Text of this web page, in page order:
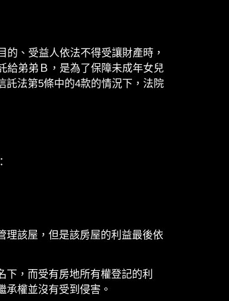
、受益人依法不得受讓財產時，
給弟弟Ｂ，是為了保障未成年女兒
託法第5條中的4款的情況下，法院
理該屋，但是該房屋的利益最後依
，而受有房地所有權登記的利
權並沒有受到侵害。